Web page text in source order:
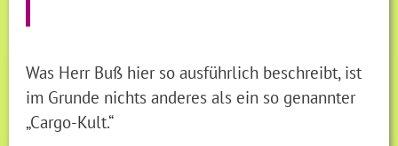
Was Herr Buß hier so ausführlich beschreibt, ist
im Grunde nichts anderes als ein so genannter
„Cargo-Kult.“